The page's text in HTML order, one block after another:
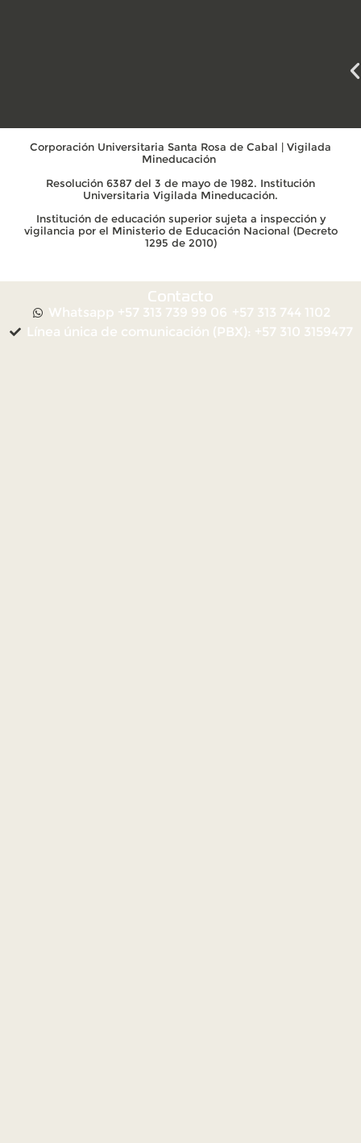
Corporación Universitaria Santa Rosa de Cabal | Vigilada
Mineducación
Resolución 6387 del 3 de mayo de 1982. Institución
Universitaria Vigilada Mineducación.
Institución de educación superior sujeta a inspección y
vigilancia por el Ministerio de Educación Nacional (Decreto
1295 de 2010)
Contacto
Whatsapp +57 313 739 99 06 +57 313 744 1102
Línea única de comunicación (PBX): +57 310 3159477